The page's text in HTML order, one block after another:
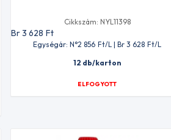
Cikkszám: NYL11398
Br 3 628 Ft
Egységár: N°2 856 Ft/L | Br 3 628 Ft/L
12 db/karton
ELFOGYOTT